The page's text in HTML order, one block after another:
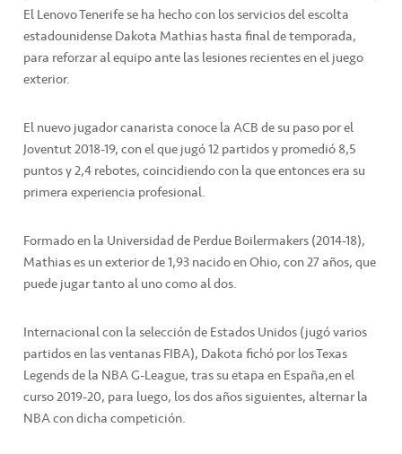
El Lenovo Tenerife se ha hecho con los servicios del escolta
estadounidense Dakota Mathias hasta final de temporada,
para reforzar al equipo ante las lesiones recientes en el juego
exterior.
El nuevo jugador canarista conoce la ACB de su paso por el
Joventut 2018-19, con el que jugó 12 partidos y promedió 8,5
puntos y 2,4 rebotes, coincidiendo con la que entonces era su
primera experiencia profesional.
Formado en la Universidad de Perdue Boilermakers (2014-18),
Mathias es un exterior de 1,93 nacido en Ohio, con 27 años, que
puede jugar tanto al uno como al dos.
Internacional con la selección de Estados Unidos (jugó varios
partidos en las ventanas FIBA), Dakota fichó por los Texas
Legends de la NBA G-League, tras su etapa en España,en el
curso 2019-20, para luego, los dos años siguientes, alternar la
NBA con dicha competición.